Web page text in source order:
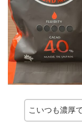
こいつも濃厚